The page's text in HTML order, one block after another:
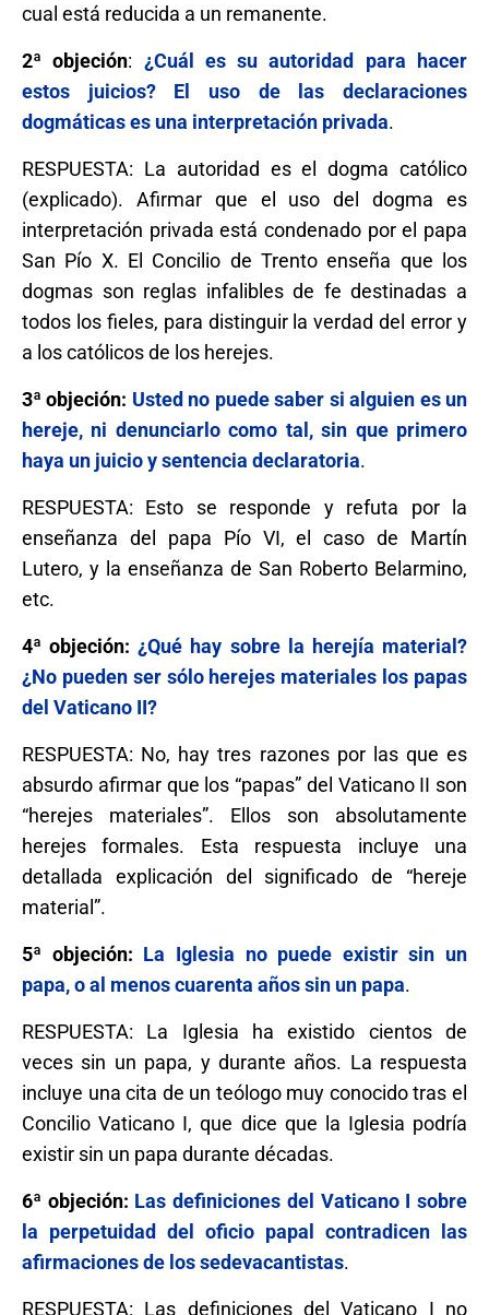
cual está reducida a un remanente.
2ª objeción: ¿Cuál es su autoridad para hacer
estos juicios? El uso de las declaraciones
dogmáticas es una interpretación privada.
RESPUESTA: La autoridad es el dogma católico
(explicado). Afirmar que el uso del dogma es
interpretación privada está condenado por el papa
San Pío X. El Concilio de Trento enseña que los
dogmas son reglas infalibles de fe destinadas a
todos los fieles, para distinguir la verdad del error y
a los católicos de los herejes.
3ª objeción: Usted no puede saber si alguien es un
hereje, ni denunciarlo como tal, sin que primero
haya un juicio y sentencia declaratoria.
RESPUESTA: Esto se responde y refuta por la
enseñanza del papa Pío VI, el caso de Martín
Lutero, y la enseñanza de San Roberto Belarmino,
etc.
4ª objeción:¿Qué hay sobre la herejía material?
¿No pueden ser sólo herejes materiales los papas
del Vaticano II?
RESPUESTA: No, hay tres razones por las que es
absurdo afirmar que los “papas” del Vaticano II son
“herejes materiales”. Ellos son absolutamente
herejes formales. Esta respuesta incluye una
detallada explicación del significado de “hereje
material”.
5ª objeción: La Iglesia no puede existir sin un
papa, o al menos cuarenta años sin un papa.
RESPUESTA: La Iglesia ha existido cientos de
veces sin un papa, y durante años. La respuesta
incluye una cita de un teólogo muy conocido tras el
Concilio Vaticano I, que dice que la Iglesia podría
existir sin un papa durante décadas.
6ª objeción: Las definiciones del Vaticano I sobre
la perpetuidad del oficio papal contradicen las
afirmaciones de los sedevacantistas.
RESPUESTA: Las definiciones del Vaticano I no